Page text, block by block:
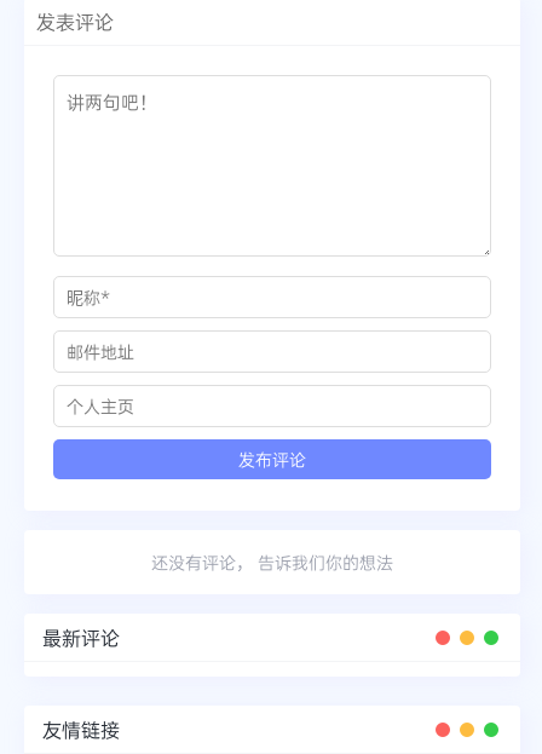
发表评论
还没有评论， 告诉我们你的想法
最新评论
友情链接